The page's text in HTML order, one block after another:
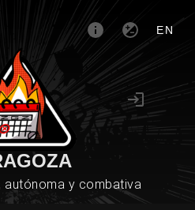
EN
autónoma y combativa